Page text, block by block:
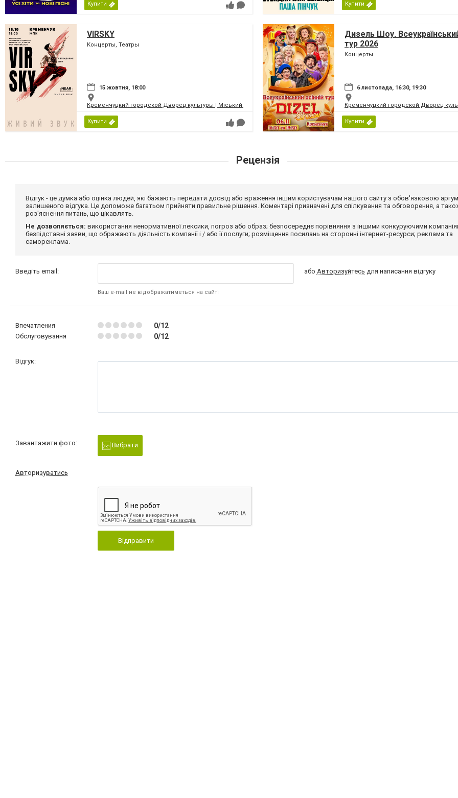
Купити Купити
VIRSKY
Концерты, Театры
15 жовтня, 18:00
Кременчуцкий городской Дворец культуры | Міський палац культури | МПК
Купити
Дизель Шоу.
тур 2026
Концерты
6 листопада, 16:30, 19:30
Кременчуцкий городской Дворец
Купити
Рецензія
Відгук - це думка або оцінка людей, які бажають передати досвід або враження іншим користувачам нашого сайту з обов'язковою
залишеного відгука. Це допоможе багатьом прийняти правильне рішення. Коментарі призначені для спілкування та обговорення, а
роз'яснення питань, що цікавлять.
Не дозволяється: використання ненормативної лексики, погроз або образ; безпосереднє порівняння з іншими конкуруючими
безпідставні заяви, що ображають діяльність компанії і / або її послуги; розміщення посилань на сторонні інтернет-ресурси; реклама та
самореклама.
Введіть email:
Ваш e-mail не відображатиметься на сайті
або Авторизуйтесь для написання відгуку
Впечатления 0/12
Обслуговування 0/12
Відгук:
Завантажити фото: Вибрати
Авторизуватись
Відправити